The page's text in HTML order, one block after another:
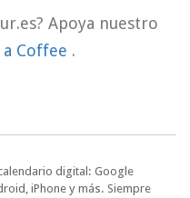
Apoya nuestro
a Coffee .
digital: Google
iPhone y más. Siempre